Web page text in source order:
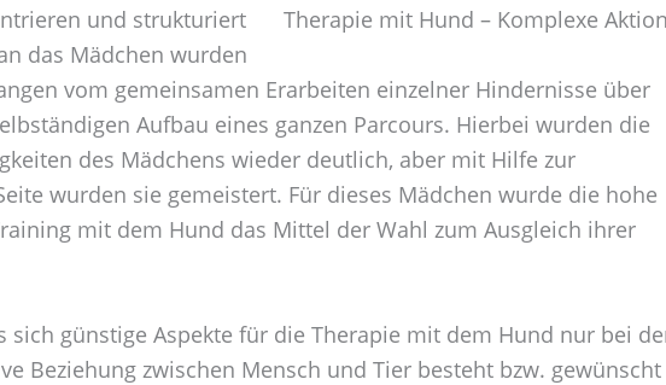
Therapie mit Hund – Komplexe
und strukturiert
das Mädchen wurden
vom gemeinsamen Erarbeiten einzelner Hindernisse über
Aufbau eines ganzen Parcours. Hierbei wurden die
des Mädchens wieder deutlich, aber mit Hilfe zur
wurden sie gemeistert. Für dieses Mädchen wurde die hohe
mit dem Hund das Mittel der Wahl zum Ausgleich ihrer
sich günstige Aspekte für die Therapie mit dem Hund nur bei
Beziehung zwischen Mensch und Tier besteht bzw. gewünscht